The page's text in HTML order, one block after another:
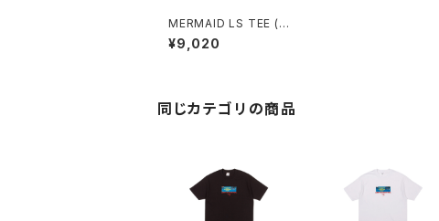
MERMAID LS TEE (F
OREST)
¥9,020
同じカテゴリの商品